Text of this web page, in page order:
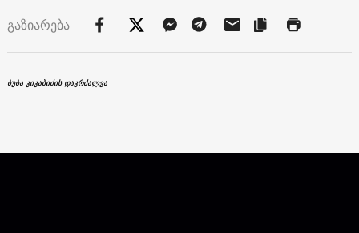
გაზიარება
ბუბა კიკაბიძის დაკრძალვა